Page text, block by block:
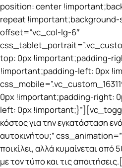
position: center
repeat !important;background-
offset=”vc_col-lg-6″
top: 0px !important;padding-
!important;padding-left: 0px
0px !important;padding-right:
left: 0px
κόστος για την εγκατάσταση
αυτοκινήτου;”
ποικίλει, αλλά κυμαίνεται
με τον τύπο και τις